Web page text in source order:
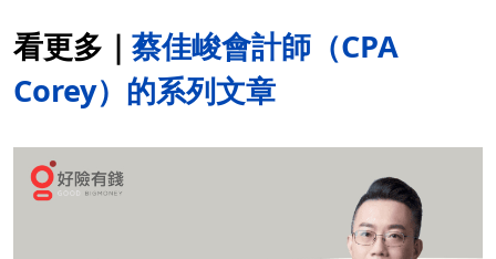
看更多｜ 蔡佳峻會計師（CPA
Corey）的系列文章